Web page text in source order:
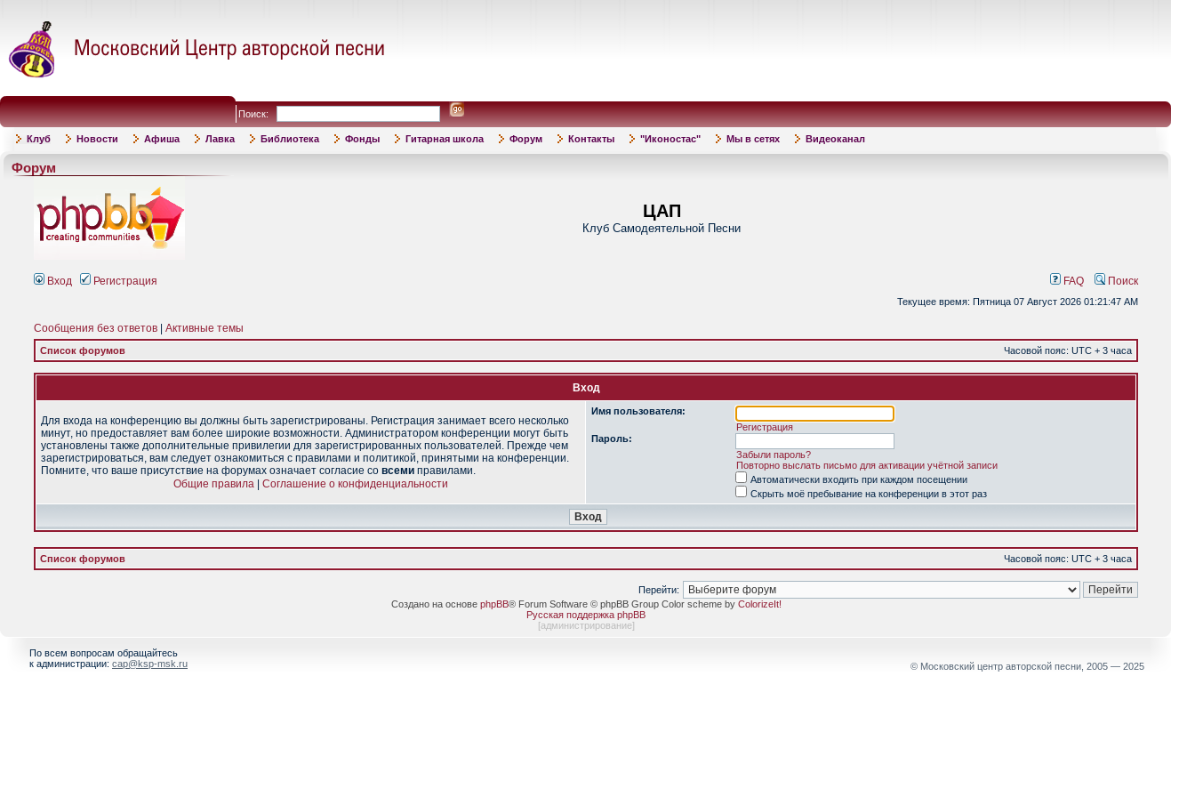
Поиск:
Клуб Новости Афиша Лавка Библиотека Фонды Гитарная школа Форум Контакты "Иконостас" Мы в сетях Видеоканал
Форум
ЦАП
Клуб Самодеятельной Песни
Вход Регистрация FAQ Поиск
Текущее время: Пятница 07 Август 2026 01:21:47 AM
Сообщения без ответов Активные темы
Список форумов Часовой пояс: UTC + 3 часа
Вход
Для входа на конференцию вы должны быть зарегистрированы. Регистрация занимает всего несколько
минут, но предоставляет вам более широкие возможности. Администратором конференции могут быть
установлены также дополнительные привилегии для зарегистрированных пользователей. Прежде чем
зарегистрироваться, вам следует ознакомиться с правилами и политикой, принятыми на конференции.
Помните, что ваше присутствие на форумах означает согласие со всеми правилами.
Общие правила
Соглашение о конфиденциальности
Имя пользователя:
Регистрация
Пароль:
Забыли пароль?
Повторно выслать письмо для активации учётной записи
Автоматически входить при каждом посещении
Скрыть моё пребывание на конференции в этот раз
Список форумов Часовой пояс: UTC + 3 часа
Перейти:
Создано на основе phpBB® Forum Software © phpBB Group Color scheme by ColorizeIt!
Русская поддержка phpBB
[администрирование]
По всем вопросам обращайтесь
к администрации: cap@ksp-msk.ru © Московский центр авторской песни, 2005 — 2025